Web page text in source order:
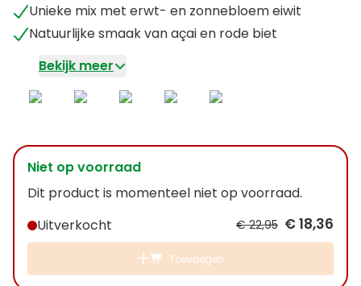
Unieke mix met erwt- en zonnebloem eiwit
Natuurlijke smaak van açai en rode biet
Bekijk meer
Niet op voorraad
Dit product is momenteel niet op voorraad.
Uitverkocht
€ 22,95 € 18,36
Toevoegen